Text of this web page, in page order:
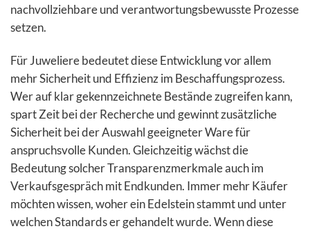
nachvollziehbare und verantwortungsbewusste Prozesse
setzen.
Für Juweliere bedeutet diese Entwicklung vor allem
mehr Sicherheit und Effizienz im Beschaffungsprozess.
Wer auf klar gekennzeichnete Bestände zugreifen kann,
spart Zeit bei der Recherche und gewinnt zusätzliche
Sicherheit bei der Auswahl geeigneter Ware für
anspruchsvolle Kunden. Gleichzeitig wächst die
Bedeutung solcher Transparenzmerkmale auch im
Verkaufsgespräch mit Endkunden. Immer mehr Käufer
möchten wissen, woher ein Edelstein stammt und unter
welchen Standards er gehandelt wurde. Wenn diese